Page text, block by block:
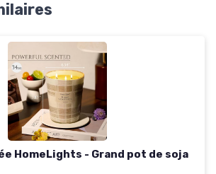
HomeLights - Grand pot de soja